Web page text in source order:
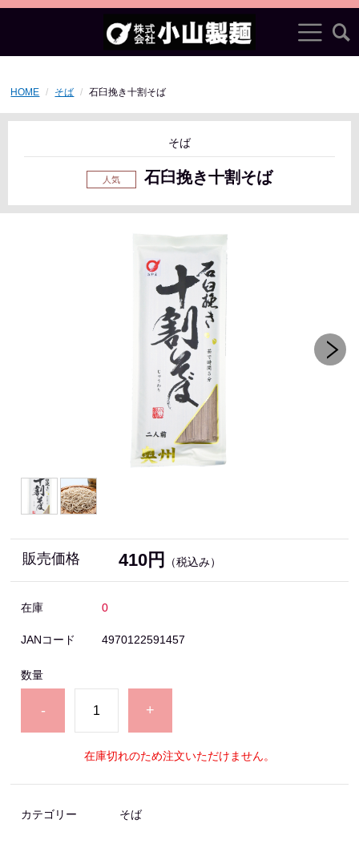
HOME そば 石臼挽き十割そば
そば
石臼挽き十割そば
販売価格 410円 （税込み）
在庫 0
JANコード 4970122591457
数量
- +
在庫切れのため注文いただけません。
カテゴリー そば